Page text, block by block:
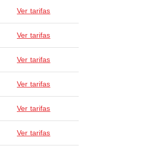
Ver tarifas
Ver tarifas
Ver tarifas
Ver tarifas
Ver tarifas
Ver tarifas